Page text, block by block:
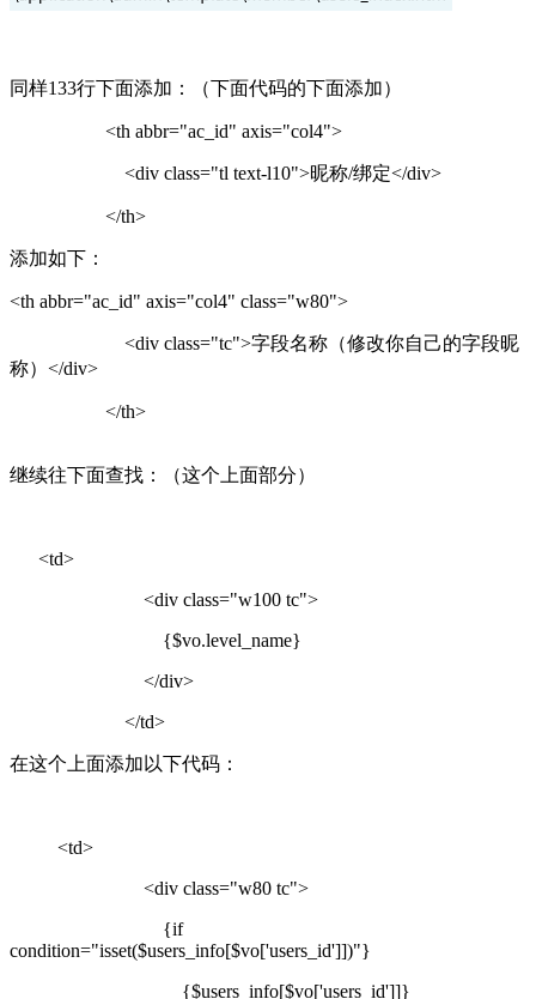
同样133行下面添加：（下面代码的下面添加）
<th abbr="ac_id" axis="col4">
<div class="tl text-l10">昵称/绑定</div>
</th>
添加如下：
<th abbr="ac_id" axis="col4" class="w80">
<div class="tc">字段名称（修改你自己的字段昵
称）</div>
</th>
继续往下面查找：（这个上面部分）
<td>
<div class="w100 tc">
{$vo.level_name}
</div>
</td>
在这个上面添加以下代码：
<td>
<div class="w80 tc">
{if
condition="isset($users_info[$vo['users_id']])"}
{$users_info[$vo['users_id']]}